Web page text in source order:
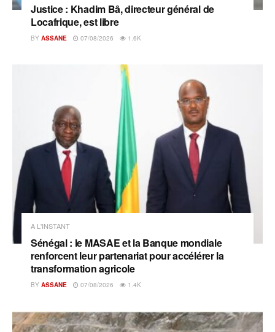
Justice : Khadim Bâ, directeur général de
Locafrique, est libre
BY ASSANE 07/08/2026 1.6K
A L'INSTANT
Sénégal : le MASAE et la Banque mondiale
renforcent leur partenariat pour accélérer la
transformation agricole
BY ASSANE 07/08/2026 1.4K